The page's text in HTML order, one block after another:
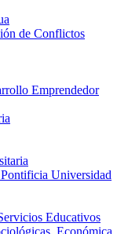
de Conflictos
Emprendedor
Universidad
Educativos
Económica